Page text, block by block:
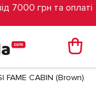
7000 грн та оплаті
CABIN (Brown)